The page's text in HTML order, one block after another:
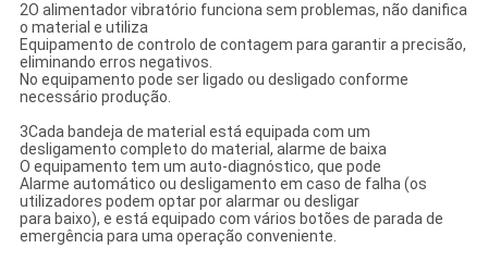
2O alimentador vibratório funciona sem problemas, não danifica
o material e utiliza
Equipamento de controlo de contagem para garantir a precisão,
eliminando erros negativos.
No equipamento pode ser ligado ou desligado conforme
necessário produção.
3Cada bandeja de material está equipada com um
desligamento completo do material, alarme de baixa
O equipamento tem um auto-diagnóstico, que pode
Alarme automático ou desligamento em caso de falha (os
utilizadores podem optar por alarmar ou desligar
para baixo), e está equipado com vários botões de parada de
emergência para uma operação conveniente.